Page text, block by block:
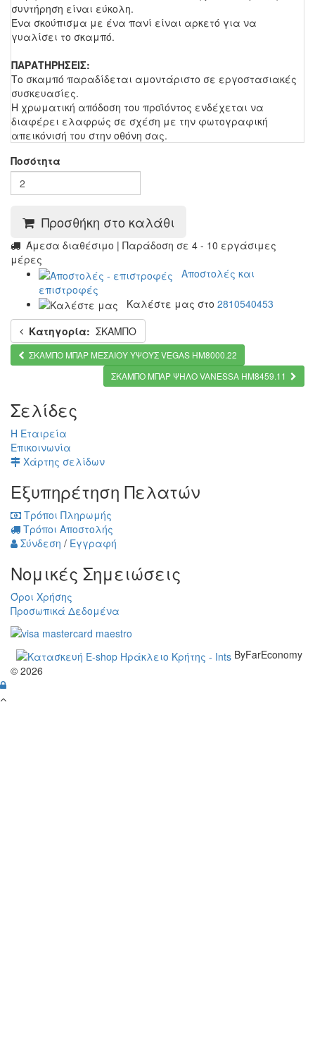
συντήρηση είναι εύκολη.
Ένα σκούπισμα με ένα πανί είναι αρκετό για να
γυαλίσει το σκαμπό.
ΠΑΡΑΤΗΡΗΣΕΙΣ:
Το σκαμπό παραδίδεται αμοντάριστο σε εργοστασιακές
συσκευασίες.
Η χρωματική απόδοση του προϊόντος ενδέχεται να
διαφέρει ελαφρώς σε σχέση με την φωτογραφική
απεικόνισή του στην οθόνη σας.
Ποσότητα
Προσθήκη στο καλάθι
Άμεσα διαθέσιμο | Παράδοση σε 4 - 10 εργάσιμες
μέρες
Αποστολές και
επιστροφές
Καλέστε μας στο 2810540453
Κατηγορία: ΣΚΑΜΠΟ
ΣΚΑΜΠΟ ΜΠΑΡ ΜΕΣΑΙΟΥ ΥΨΟΥΣ VEGAS HM8000.22
ΣΚΑΜΠΟ ΜΠΑΡ ΨΗΛΟ VANESSA HM8459.11
Σελίδες
Η Εταιρεία
Επικοινωνία
Χάρτης σελίδων
Εξυπηρέτηση Πελατών
Τρόποι Πληρωμής
Τρόποι Αποστολής
Σύνδεση / Εγγραφή
Νομικές Σημειώσεις
Όροι Χρήσης
Προσωπικά Δεδομένα
ByFarEconomy
© 2026